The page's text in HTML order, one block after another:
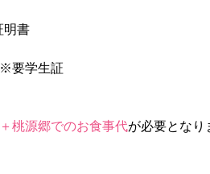
明書
要学生証
桃源郷でのお食事代が必要となり